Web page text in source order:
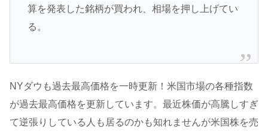
算を発表した銘柄が買われ、相場を押し上げてい
る。
NYダウも過去最高価格を一時更新！米国市場の各種指数
が過去最高価格を更新しています。最近株価が高騰しすぎ
て逆張りしている人も居るのかも知れませんが米国株を売